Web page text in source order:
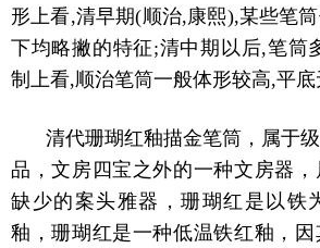
形上看,清早期(顺治,康熙),某些笔
下均略撇的特征;清中期以后,笔筒
制上看,顺治笔筒一般体形较高,平
清代珊瑚红釉描金笔筒，属于
品，文房四宝之外的一种文房器
缺少的案头雅器，珊瑚红是以铁
釉，珊瑚红是一种低温铁红釉，因